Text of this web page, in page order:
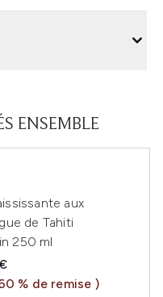
ENSEMBLE
aux
de Tahiti
250 ml
:
% de remise )